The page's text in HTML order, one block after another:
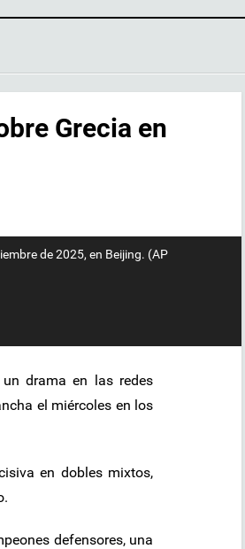
Grecia en
de 2025, en Beijing. (AP
drama en las redes
el miércoles en los
en dobles mixtos,
defensores, una